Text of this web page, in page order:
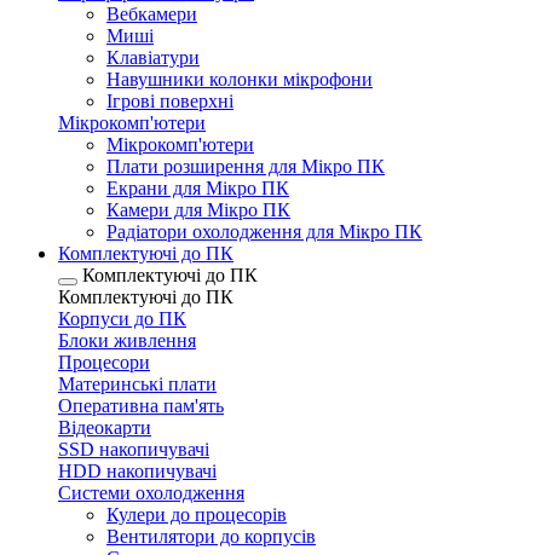
Вебкамери
Миші
Клавіатури
Навушники колонки мікрофони
Ігрові поверхні
Мікрокомп'ютери
Мікрокомп'ютери
Плати розширення для Мікро ПК
Екрани для Мікро ПК
Камери для Мікро ПК
Радіатори охолодження для Мікро ПК
Комплектуючі до ПК
Комплектуючі до ПК
Комплектуючі до ПК
Корпуси до ПК
Блоки живлення
Процесори
Материнські плати
Оперативна пам'ять
Відеокарти
SSD накопичувачі
HDD накопичувачі
Системи охолодження
Кулери до процесорів
Вентилятори до корпусів